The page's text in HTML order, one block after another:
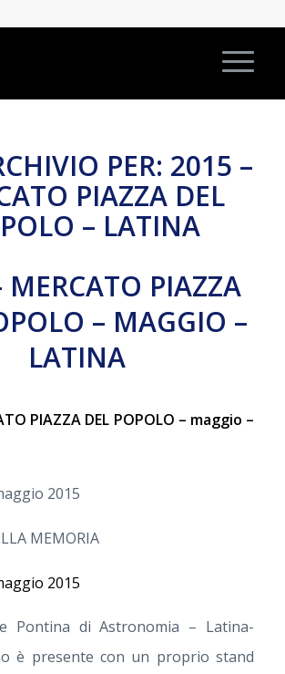
PER: 2015 –
PIAZZA DEL
– LATINA
MERCATO PIAZZA
– MAGGIO –
LATINA
PIAZZA DEL POPOLO – maggio –
2015
MEMORIA
2015
Pontina di Astronomia – Latina-
è presente con un proprio stand